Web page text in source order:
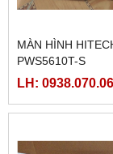
MÀN HÌNH
PWS5610T-S
LH: